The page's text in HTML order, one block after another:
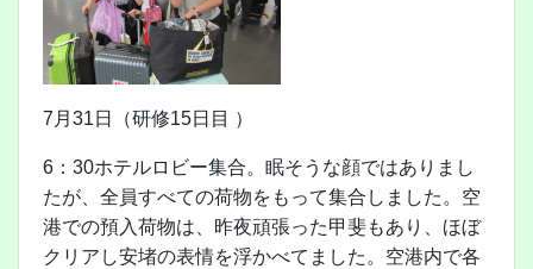
7月31日（研修15日目 ）
6：30ホテルロビー集合。眠そうな顔ではありまし
たが、全員すべての荷物をもって集合しました。空
港での預入荷物は、昨夜頑張った甲斐もあり、ほぼ
クリアし安堵の表情を浮かべてました。空港内で各